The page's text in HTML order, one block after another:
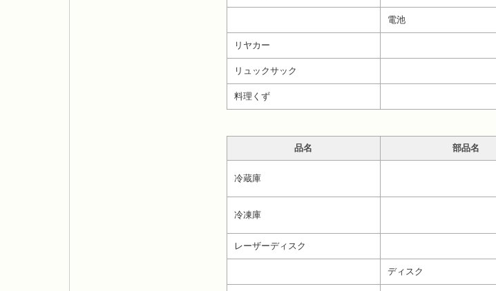
電池
リヤカー
リュックサック
料理くず
品名 部品名
冷蔵庫
冷凍庫
レーザーディスク
ディスク